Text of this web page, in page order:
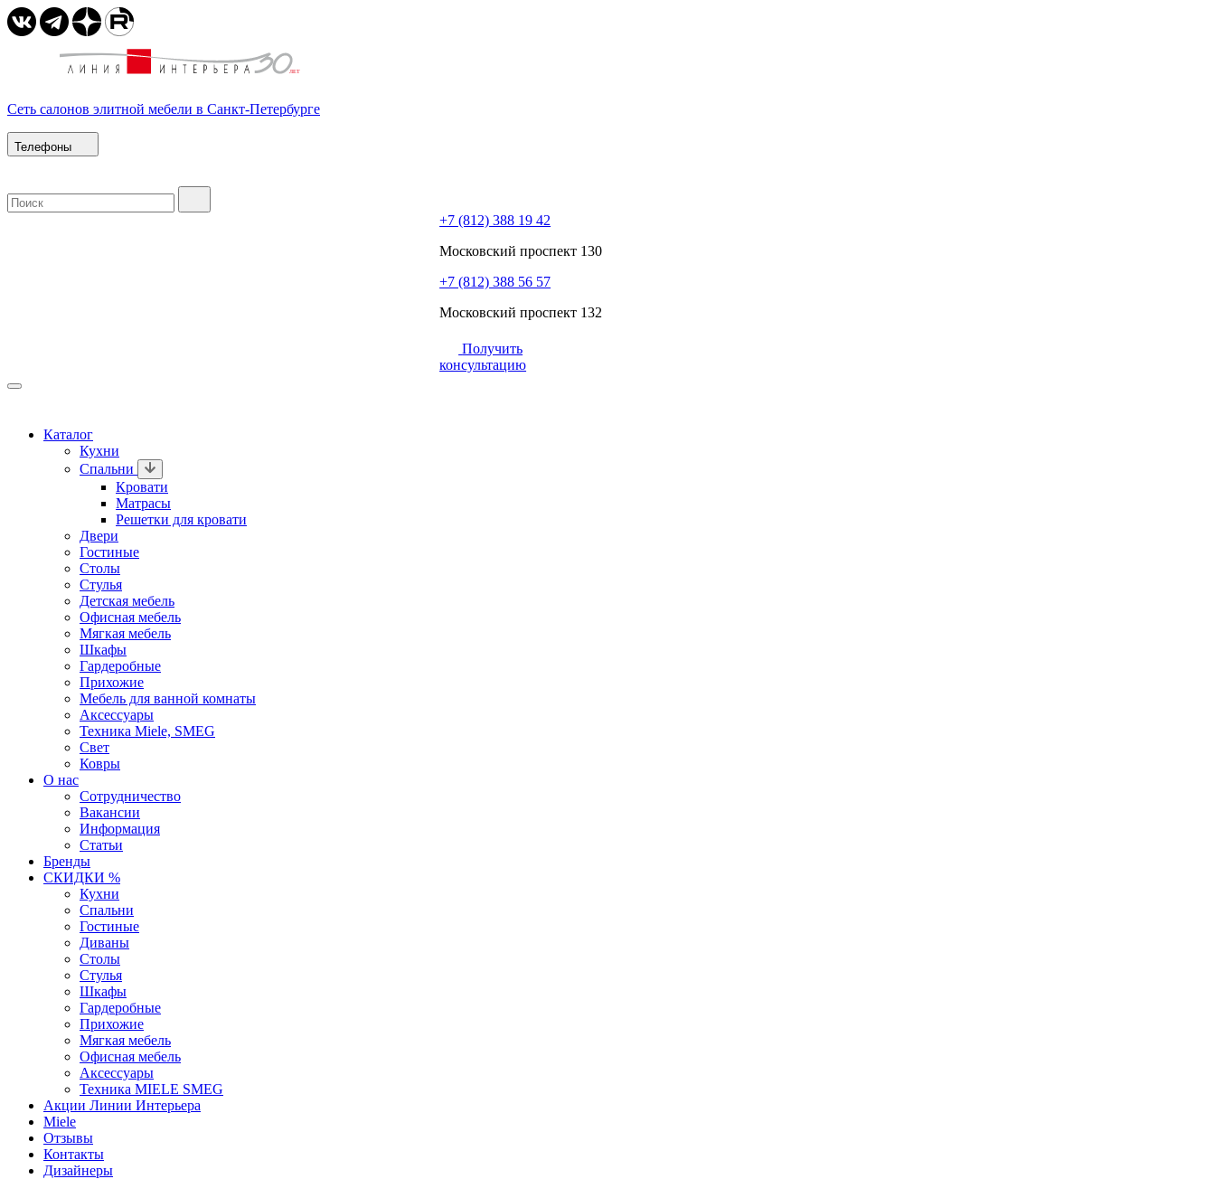
Сеть салонов элитной мебели в Санкт-Петербурге
Телефоны
+7 (812) 388 19 42
Московский проспект 130
+7 (812) 388 56 57
Московский проспект 132
Получить
консультацию
Каталог
Кухни
Спальни
Кровати
Матрасы
Решетки для кровати
Двери
Гостиные
Столы
Стулья
Детская мебель
Офисная мебель
Мягкая мебель
Шкафы
Гардеробные
Прихожие
Мебель для ванной комнаты
Аксессуары
Техника Miele, SMEG
Свет
Ковры
О нас
Сотрудничество
Вакансии
Информация
Статьи
Бренды
СКИДКИ %
Кухни
Спальни
Гостиные
Диваны
Столы
Стулья
Шкафы
Гардеробные
Прихожие
Мягкая мебель
Офисная мебель
Аксессуары
Техника MIELE SMEG
Акции Линии Интерьера
Miele
Отзывы
Контакты
Дизайнеры